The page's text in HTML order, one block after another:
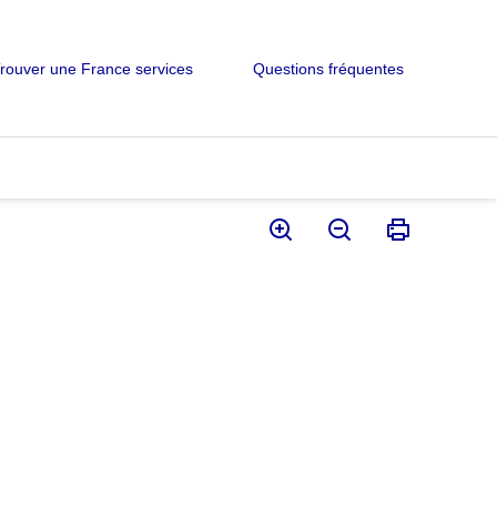
une France services Questions fréquentes